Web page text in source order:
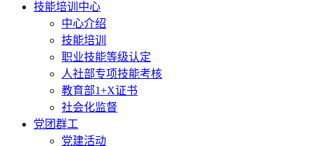
技能培训中心
中心介绍
技能培训
职业技能等级认定
人社部专项技能考核
教育部1+X证书
社会化监督
党团群工
党建活动